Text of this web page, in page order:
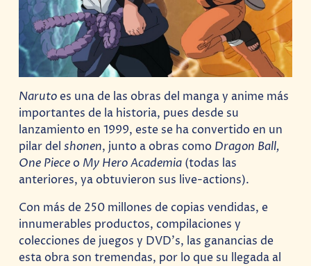
Narutoes una de las obras del manga y anime más
importantes de la historia, pues desde su
lanzamiento en 1999, este se ha convertido en un
pilar delshonen, junto a obras como Dragon Ball,
One Pieceo My Hero Academia (todas las
anteriores, ya obtuvieron sus live-actions).
Con más de 250 millones de copias vendidas, e
innumerables productos, compilaciones y
colecciones de juegos y DVD’s, las ganancias de
esta obra son tremendas, por lo que su llegada al